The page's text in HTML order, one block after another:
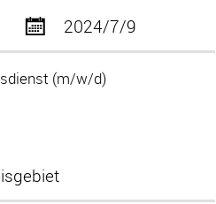
2024/7/9
(m/w/d)